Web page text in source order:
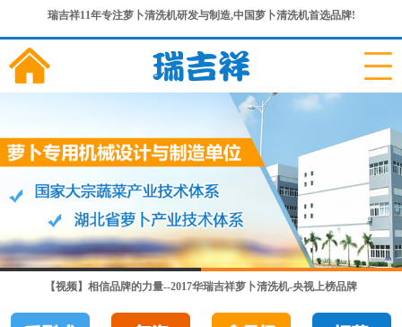
瑞吉祥11年专注萝卜清洗机研发与制造,中国萝卜清洗机首选品牌!
【视频】相信品牌的力量--2017华瑞吉祥萝卜清洗机-央视上榜品牌